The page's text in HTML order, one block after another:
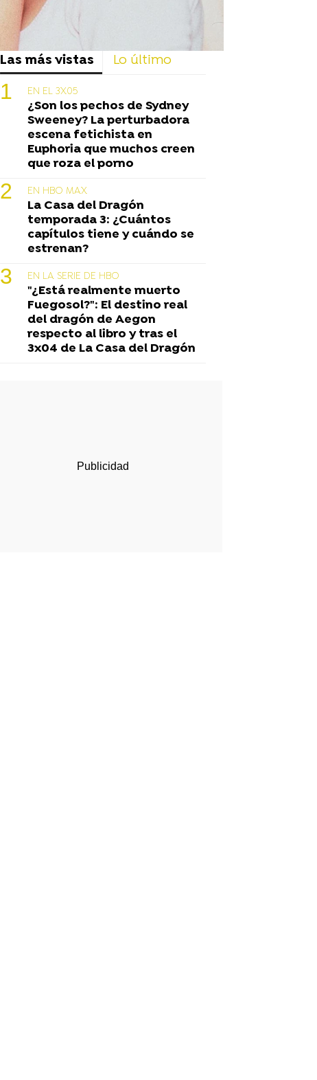
Las más vistas Lo último
EN EL 3X05
¿Son los pechos de Sydney
Sweeney? La perturbadora
escena fetichista en
Euphoria que muchos creen
que roza el porno
EN HBO MAX
La Casa del Dragón
temporada 3: ¿Cuántos
capítulos tiene y cuándo se
estrenan?
EN LA SERIE DE HBO
"¿Está realmente muerto
Fuegosol?": El destino real
del dragón de Aegon
respecto al libro y tras el
3x04 de La Casa del Dragón